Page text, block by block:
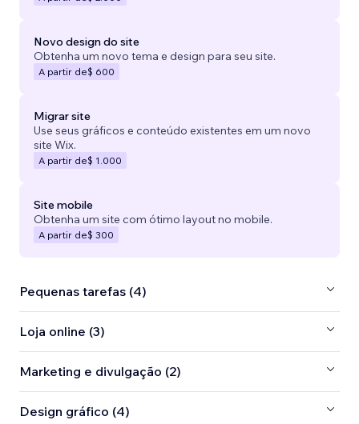
Novo design do site
Obtenha um novo tema e design para seu site.
A partir de$ 600
Migrar site
Use seus gráficos e conteúdo existentes em um novo
site Wix.
A partir de$ 1.000
Site mobile
Obtenha um site com ótimo layout no mobile.
A partir de$ 300
Pequenas tarefas (4)
Loja online (3)
Marketing e divulgação (2)
Design gráfico (4)